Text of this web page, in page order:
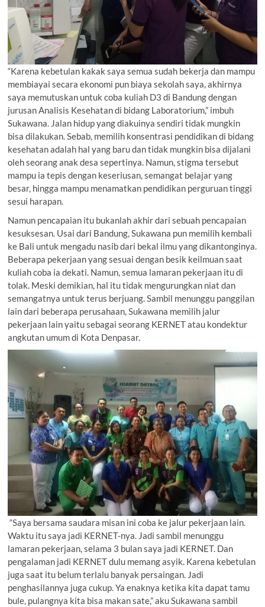
“Karena kebetulan kakak saya semua sudah bekerja dan mampu
membiayai secara ekonomi pun biaya sekolah saya, akhirnya
saya memutuskan untuk coba kuliah D3 di Bandung dengan
jurusan Analisis Kesehatan di bidang Laboratorium,” imbuh
Sukawana. Jalan hidup yang diakuinya sendiri tidak mungkin
bisa dilakukan. Sebab, memilih konsentrasi pendidikan di bidang
kesehatan adalah hal yang baru dan tidak mungkin bisa dijalani
oleh seorang anak desa sepertinya. Namun, stigma tersebut
mampu ia tepis dengan keseriusan, semangat belajar yang
besar, hingga mampu menamatkan pendidikan perguruan tinggi
sesui harapan.
Namun pencapaian itu bukanlah akhir dari sebuah pencapaian
kesuksesan. Usai dari Bandung, Sukawana pun memilih kembali
ke Bali untuk mengadu nasib dari bekal ilmu yang dikantonginya.
Beberapa pekerjaan yang sesuai dengan besik keilmuan saat
kuliah coba ia dekati. Namun, semua lamaran pekerjaan itu di
tolak. Meski demikian, hal itu tidak mengurungkan niat dan
semangatnya untuk terus berjuang. Sambil menunggu panggilan
lain dari beberapa perusahaan, Sukawana memilih jalur
pekerjaan lain yaitu sebagai seorang KERNET atau kondektur
angkutan umum di Kota Denpasar.
“Saya bersama saudara misan ini coba ke jalur pekerjaan lain.
Waktu itu saya jadi KERNET-nya. Jadi sambil menunggu
lamaran pekerjaan, selama 3 bulan saya jadi KERNET. Dan
pengalaman jadi KERNET dulu memang asyik. Karena kebetulan
juga saat itu belum terlalu banyak persaingan. Jadi
penghasilannya juga cukup. Ya enaknya ketika kita dapat tamu
bule, pulangnya kita bisa makan sate,” aku Sukawana sambil